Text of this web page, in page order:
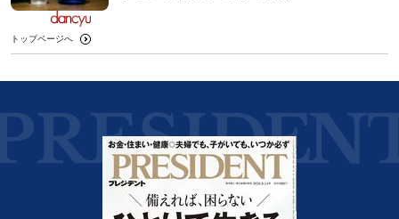
トップページへ